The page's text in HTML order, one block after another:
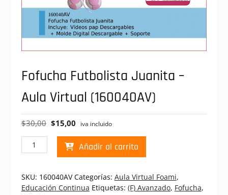
Fofucha Futbolista Juanita –
Aula Virtual (160040AV)
$30,00 El
original
era:
$15,00 El
actual
es:
iva incluido
Fofucha
Futbolista
-
Aula
Añadir al carrito
SKU: 160040AV Categorías: Aula Virtual Foami,
Educación Continua Etiquetas: (F) Avanzado, Fofucha,